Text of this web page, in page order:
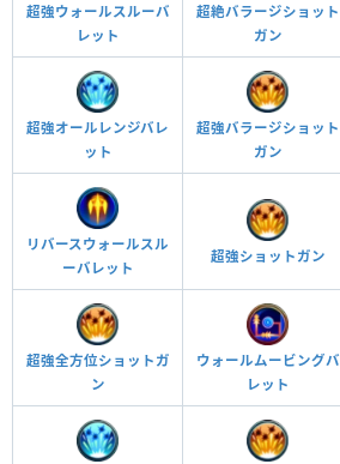
超強ウォールスルーバ
レット
超絶バラージショット
ガン
超強オールレンジバレ
ット
超強バラージショット
ガン
リバースウォールスル
ーバレット
超強ショットガン
超強全方位ショットガ
ン
ウォールムービングバ
レット